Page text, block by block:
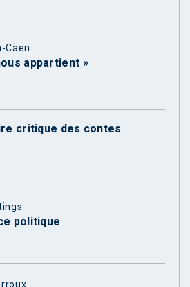
Caen
appartient »
critique des contes
politique